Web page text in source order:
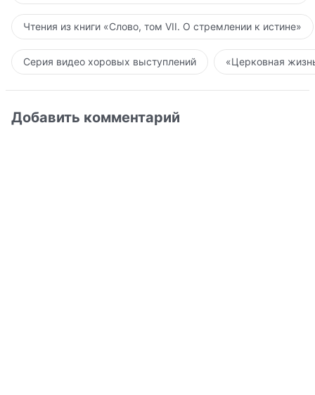
Чтения из книги «Слово, том VII. О стремлении к истине»
Серия видео хоровых выступлений «Церковная
Добавить комментарий